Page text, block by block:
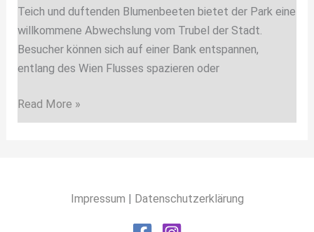
Teich und duftenden Blumenbeeten bietet der Park eine
willkommene Abwechslung vom Trubel der Stadt.
Besucher können sich auf einer Bank entspannen,
entlang des Wien Flusses spazieren oder
Read More »
Impressum | Datenschutzerklärung